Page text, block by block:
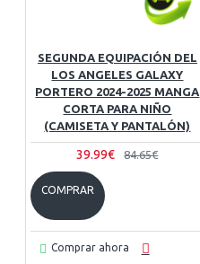
SEGUNDA EQUIPACIÓN DEL
LOS ANGELES GALAXY
PORTERO 2024-2025 MANGA
CORTA PARA NIÑO
(CAMISETA Y PANTALÓN)
39.99€ 84.65€
COMPRAR
Comprar ahora